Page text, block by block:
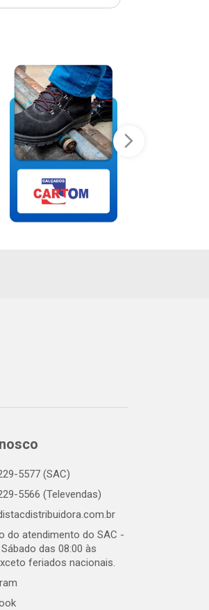
5577 (SAC)
5566 (Televendas)
do atendimento do SAC -
das 08:00 às
feriados nacionais.